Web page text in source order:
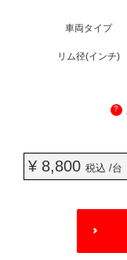
車両タイプ
リム径(インチ)
?
¥ 8,800 税込 /台
OPTIONS